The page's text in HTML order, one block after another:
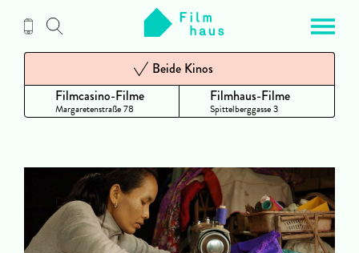
Inhalt
Filmcasino-Filme
Margaretenstraße 78
Beide Kinos
Filmhaus-Filme
Spittelberggasse 3